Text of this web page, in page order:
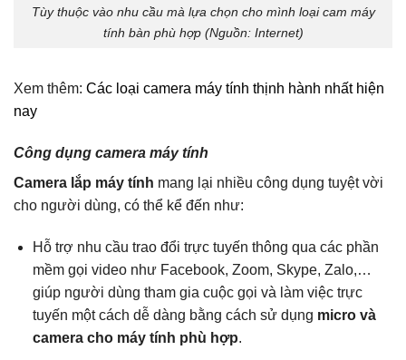
Tùy thuộc vào nhu cầu mà lựa chọn cho mình loại cam máy
tính bàn phù hợp (Nguồn: Internet)
Xem thêm: Các loại camera máy tính thịnh hành nhất hiện
nay
Công dụng camera máy tính
Camera lắp máy tính mang lại nhiều công dụng tuyệt vời
cho người dùng, có thể kể đến như:
Hỗ trợ nhu cầu trao đổi trực tuyến thông qua các phần
mềm gọi video như Facebook, Zoom, Skype, Zalo,…
giúp người dùng tham gia cuộc gọi và làm việc trực
tuyến một cách dễ dàng bằng cách sử dụng micro và
camera cho máy tính phù hợp.